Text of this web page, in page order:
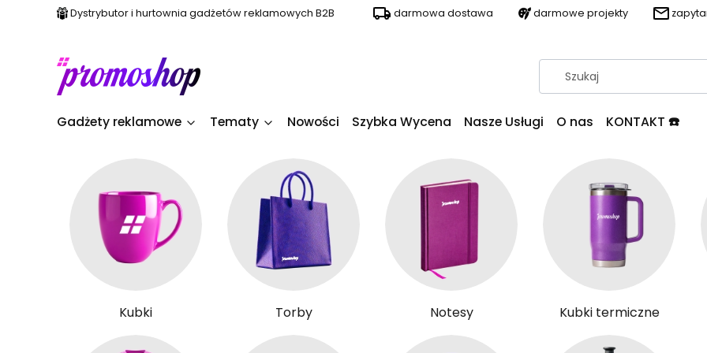
Dystrybutor i hurtownia gadżetów reklamowych B2B darmowa dostawa darmowe projekty
Gadżety reklamowe Tematy Nowości Szybka Wycena Nasze Usługi O nas KONTAKT ☎️
Kubki Torby Notesy Kubki termiczne